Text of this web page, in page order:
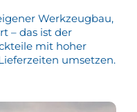
Werkzeugbau,
– das ist der
mit hoher
umsetzen.